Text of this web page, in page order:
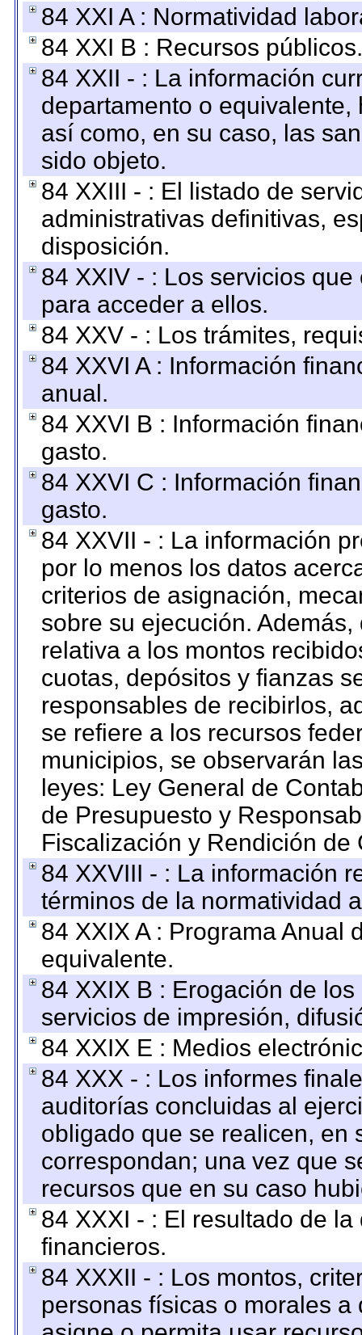
84 XXI A : Normatividad
84 XXI B : Recursos públicos.
84 XXII - : La información
departamento o
así como, en su caso, las
sido objeto.
84 XXIII - : El listado de
administrativas definitivas,
disposición.
84 XXIV - : Los servicios
para acceder a ellos.
84 XXV - : Los trámites,
84 XXVI A : Información
anual.
84 XXVI B : Información
gasto.
84 XXVI C : Información
gasto.
84 XXVII - : La información
por lo menos los datos
criterios de asignación,
sobre su ejecución.
relativa a los montos
cuotas, depósitos y fianzas
responsables de recibirlos,
se refiere a los recursos
municipios, se observarán
leyes: Ley General de
de Presupuesto y
Fiscalización y Rendición
84 XXVIII - : La información
términos de la normatividad
84 XXIX A : Programa Anual
equivalente.
84 XXIX B : Erogación de
servicios de impresión,
84 XXIX E : Medios
84 XXX - : Los informes
auditorías concluidas al
obligado que se realicen, en
correspondan; una vez que
recursos que en su caso
84 XXXI - : El resultado de
financieros.
84 XXXII - : Los montos,
personas físicas o morales